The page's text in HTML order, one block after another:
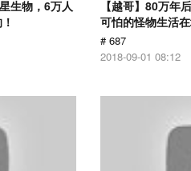
生物，6万人
【越哥】80万年
可怕的怪物生活在
# 687
2018-09-01 08:12